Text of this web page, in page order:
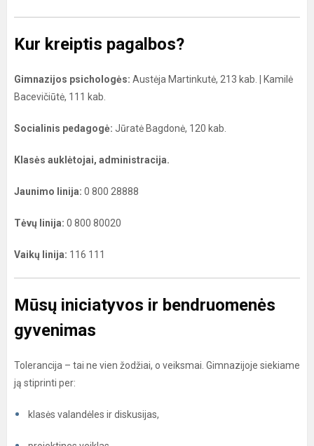
Kur kreiptis pagalbos?
Gimnazijos psichologės: Austėja Martinkutė, 213 kab.
Kamilė
Bacevičiūtė, 111 kab.
Socialinis pedagogė: Jūratė Bagdonė, 120 kab.
Klasės auklėtojai, administracija.
Jaunimo linija: 0 800 28888
Tėvų linija: 0 800 80020
Vaikų linija: 116 111
Mūsų iniciatyvos ir bendruomenės
gyvenimas
Tolerancija – tai ne vien žodžiai, o veiksmai. Gimnazijoje siekiame
ją stiprinti per:
klasės valandėles ir diskusijas,